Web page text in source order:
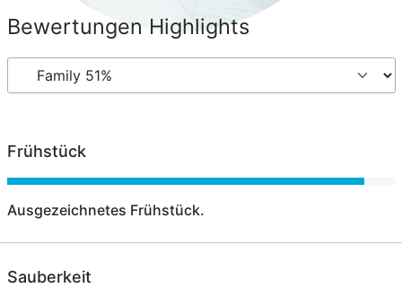
Bewertungen Highlights
Frühstück
Ausgezeichnetes Frühstück.
Sauberkeit